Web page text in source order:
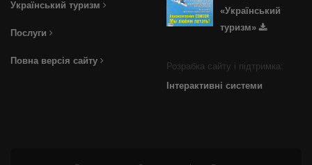
Український туризм
Послуги
Повна версія сайту
«Український
туризм»
Розрабка сайту і підтримка:
Інтерактивні системи